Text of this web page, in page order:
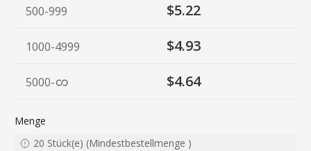
500-999 $5.22
1000-4999 $4.93
5000- $4.64
Menge
20 Stück(e) (Mindestbestellmenge )